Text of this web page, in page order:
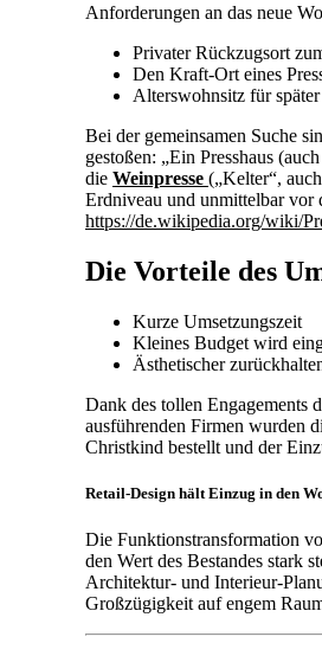
Anforderungen an das neue
Privater Rückzugsort
Den Kraft-Ort eines
Alterswohnsitz für später
Bei der gemeinsamen Suche
gestoßen: „Ein Presshaus
die Weinpresse („Kelter“,
Erdniveau und unmittelbar vor
https://de.wikipedia.org/wiki/
Die Vorteile des
Kurze Umsetzungszeit
Kleines Budget wird
Ästhetischer
Dank des tollen Engagements
ausführenden Firmen wurden
Christkind bestellt und der
Retail-Design hält Einzug in den
Die Funktionstransformation
den Wert des Bestandes stark
Architektur- und Interieur-
Großzügigkeit auf engem